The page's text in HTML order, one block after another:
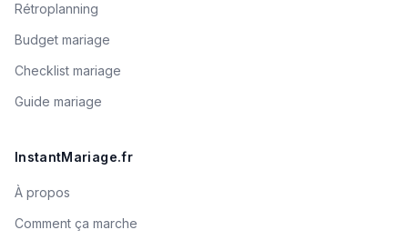
Rétroplanning
Budget mariage
Checklist mariage
Guide mariage
InstantMariage.fr
À propos
Comment ça marche